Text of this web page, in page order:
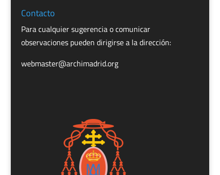
Contacto
Para cualquier sugerencia o comunicar
observaciones pueden dirigirse a la dirección:
webmaster@archimadrid.org